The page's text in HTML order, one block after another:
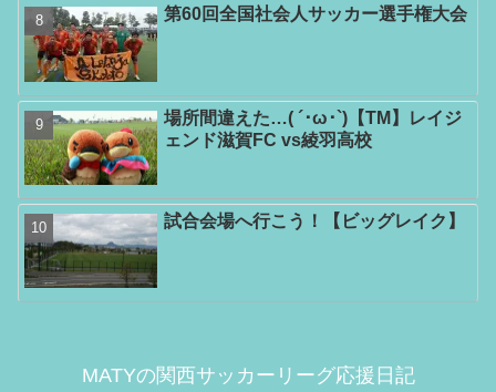
第60回全国社会人サッカー選手権大会
場所間違えた…( ´･ω･`)【TM】レイジ
ェンド滋賀FC vs綾羽高校
試合会場へ行こう！【ビッグレイク】
MATYの関西サッカーリーグ応援日記